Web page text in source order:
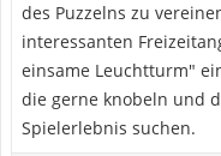
des Puzzelns zu
interessanten
einsame Leuchtturm"
die gerne knobeln und
Spielerlebnis suchen.